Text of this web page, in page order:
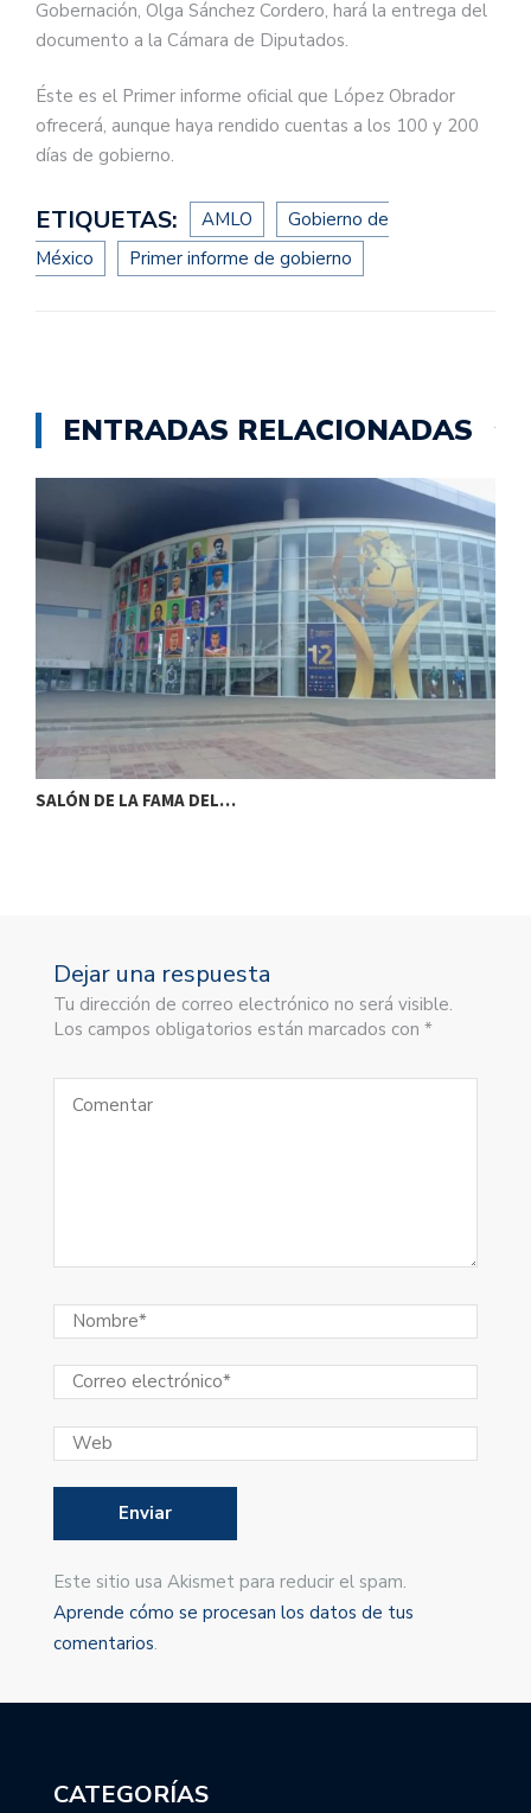
Gobernación, Olga Sánchez Cordero, hará la entrega del
documento a la Cámara de Diputados.
Éste es el Primer informe oficial que López Obrador
ofrecerá, aunque haya rendido cuentas a los 100 y 200
días de gobierno.
ETIQUETAS: AMLO
Gobierno de
México
Primer informe de gobierno
ENTRADAS RELACIONADAS
SALÓN DE LA FAMA DEL…
Dejar una respuesta
Tu dirección de correo electrónico no será visible.
Los campos obligatorios están marcados con *
Este sitio usa Akismet para reducir el spam.
Aprende cómo se procesan los datos de tus
comentarios.
CATEGORÍAS